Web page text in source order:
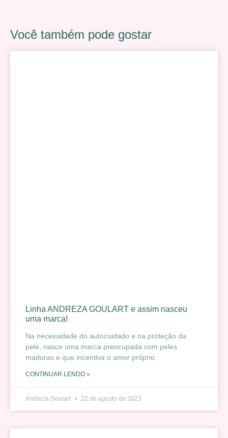
Você também pode gostar
Linha ANDREZA GOULART e assim nasceu
uma marca!
Na necessidade do autocuidado e na proteção da
pele, nasce uma marca preocupada com peles
maduras e que incentiva o amor próprio.
CONTINUAR LENDO »
Andreza Goulart 22 de agosto de 2023